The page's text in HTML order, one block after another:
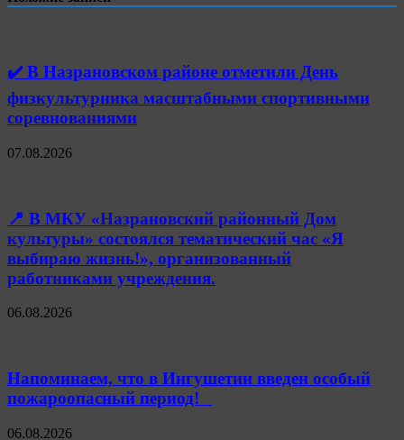
✔️ В Назрановском районе отметили День
физкультурника масштабными спортивными
соревнованиями
07.08.2026
📍 В МКУ «Назрановский районный Дом
культуры» состоялся тематический час «Я
выбираю жизнь!», организованный
работниками учреждения.
06.08.2026
Напоминаем, что в Ингушетии введен особый
пожароопасный период!⁣⁣⠀
06.08.2026